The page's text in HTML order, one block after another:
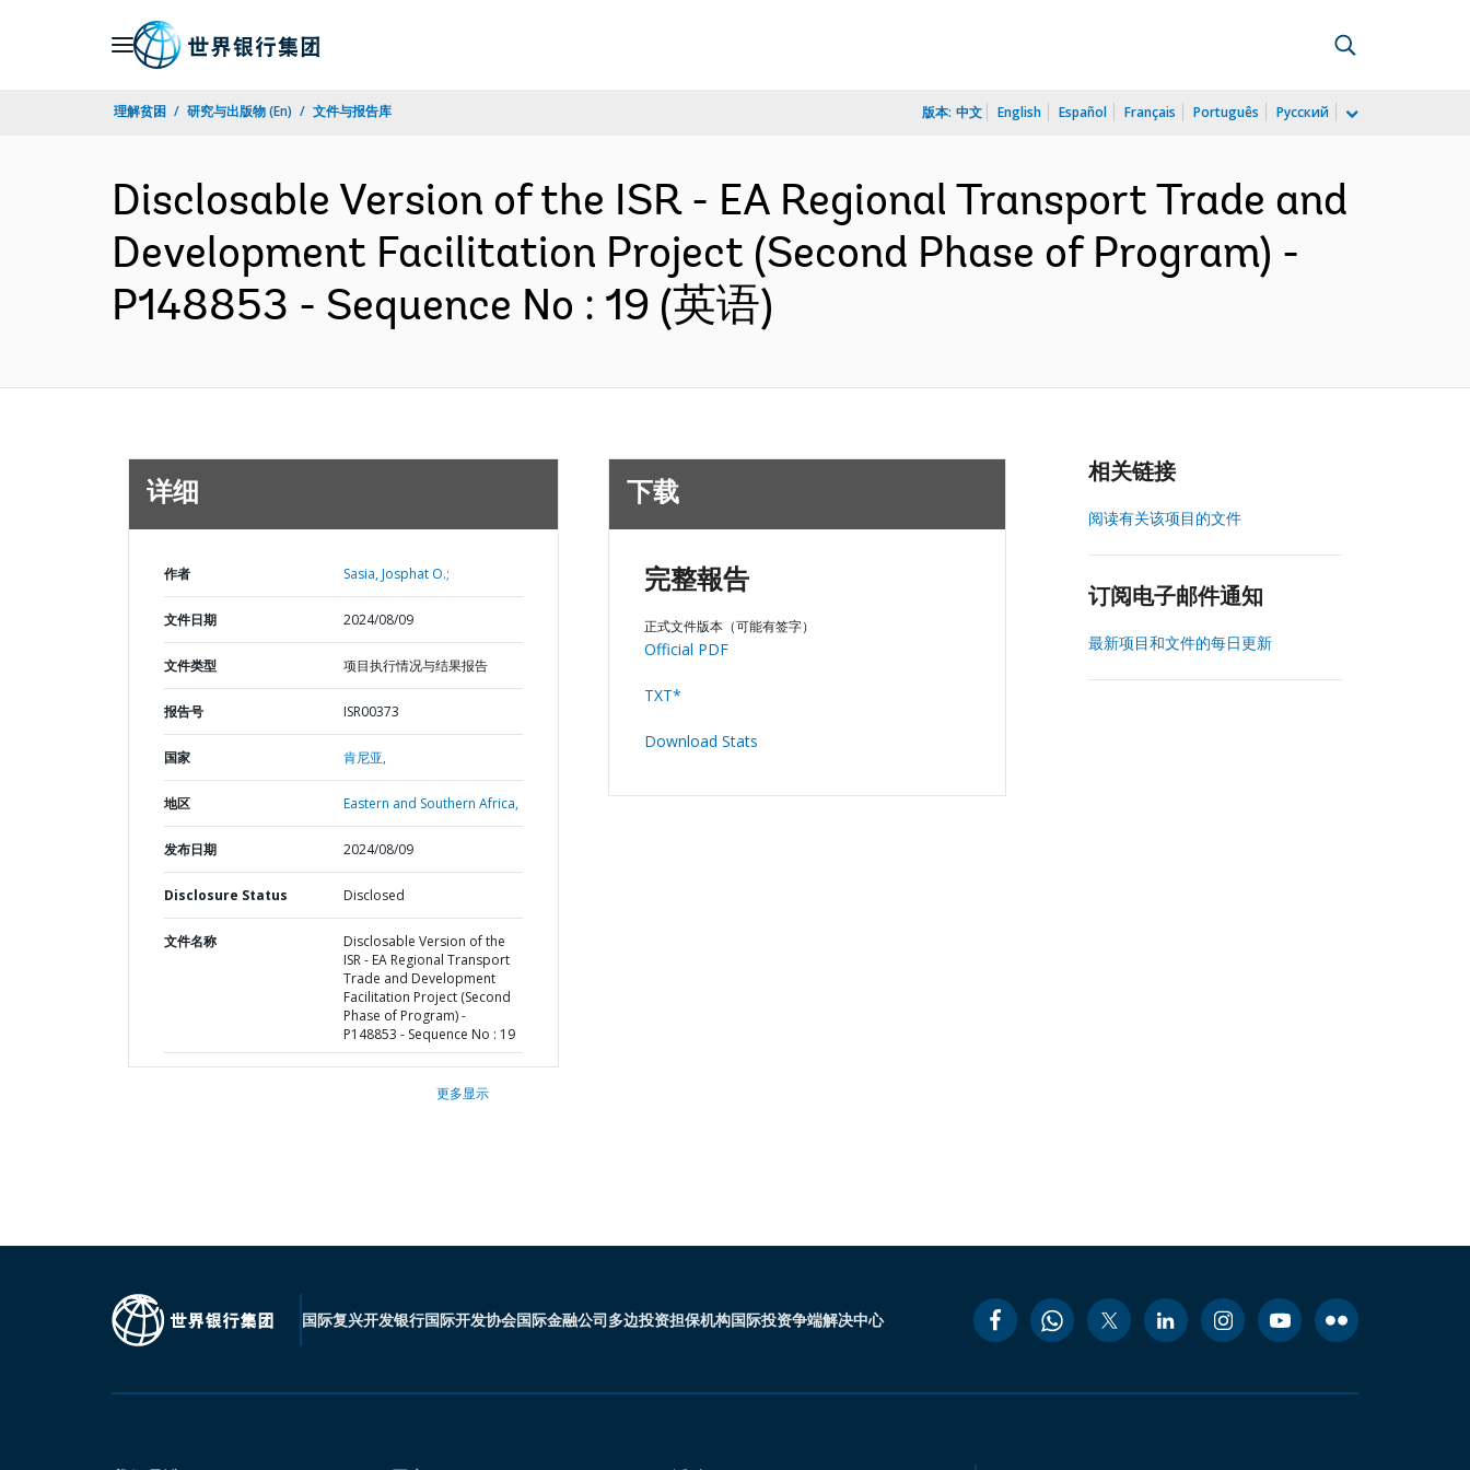
理解贫困 研究与出版物 (En) 文件与报告库 版本: 中文 English Español Français Português Русский
Disclosable Version of the ISR - EA Regional Transport Trade and
Development Facilitation Project (Second Phase of Program) -
P148853 - Sequence No : 19 (英语)
详细
作者 Sasia, Josphat O.;
文件日期 2024/08/09
文件类型 项目执行情况与结果报告
报告号 ISR00373
国家 肯尼亚,
地区 Eastern and Southern Africa,
发布日期 2024/08/09
Disclosure Status Disclosed
文件名称
Disclosable Version of the
ISR - EA Regional Transport
Trade and Development
Facilitation Project (Second
Phase of Program) -
P148853 - Sequence No : 19
更多显示
下载
完整報告
正式文件版本（可能有签字）
Official PDF
TXT*
Download Stats
相关链接
阅读有关该项目的文件
订阅电子邮件通知
最新项目和文件的每日更新
国际复兴开发银行国际开发协会国际金融公司多边投资担保机构国际投资争端解决中心